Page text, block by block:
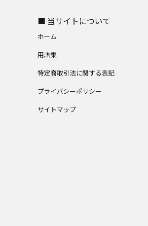
■ 当サイトについて
ホーム
用語集
特定商取引法に関する表記
プライバシーポリシー
サイトマップ